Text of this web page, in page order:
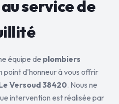
service de
équipe de plombiers
point d'honneur à vous offrir
Versoud 38420. Nous ne
intervention est réalisée par